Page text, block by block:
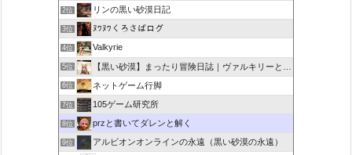
2位 リンの黒い砂漠日記
3位 ﾇﾜﾇﾜくろさばログ
4位 Valkyrie
5位 【黒い砂漠】まったり冒険日誌｜ヴァルキリーと闇の精霊の旅
6位 ネットゲーム行脚
7位 105ゲーム研究所
8位 przと書いてダレンと解く
9位 アルビオンオンラインの永遠（黒い砂漠の永遠）